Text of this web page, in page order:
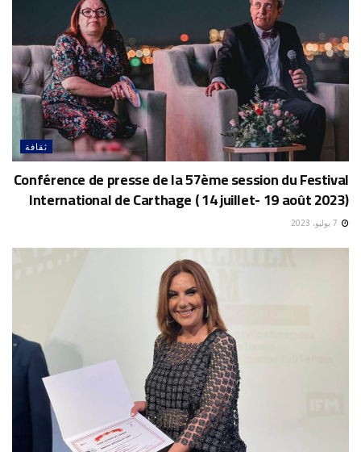
ثقافة
Conférence de presse de la 57ème session du Festival
International de Carthage ( 14 juillet- 19 août 2023)